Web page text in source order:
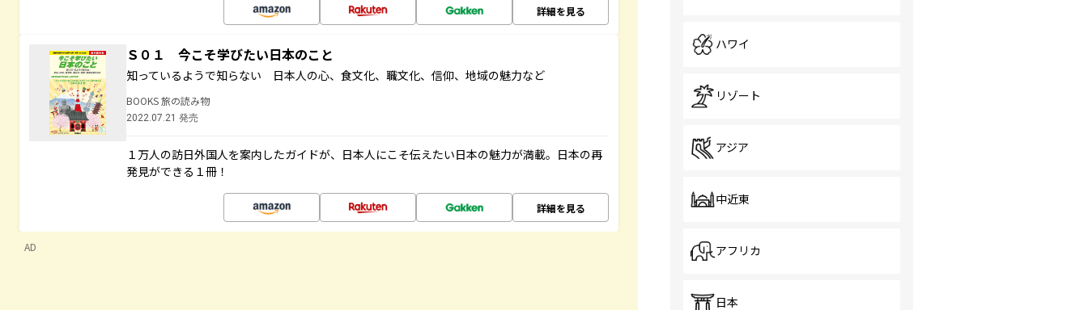
詳細を見る
Ｓ０１ 今こそ学びたい日本のこと
知っているようで知らない 日本人の心、食文化、職文化、信仰、地域の魅力など
BOOKS 旅の読み物
2022.07.21 発売
１万人の訪日外国人を案内したガイドが、日本人にこそ伝えたい日本の魅力が満載。日本の再
発見ができる１冊！
詳細を見る
AD
ハワイ
リゾート
アジア
中近東
アフリカ
日本